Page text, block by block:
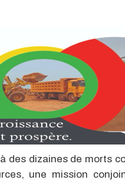
des dizaines de morts
une mission